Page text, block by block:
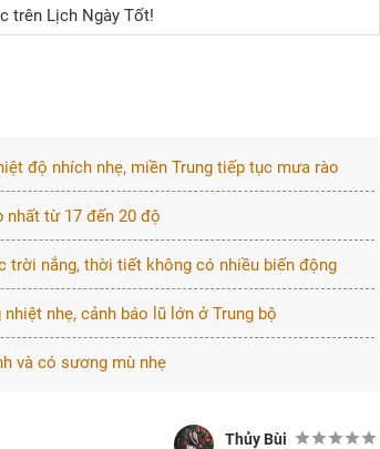
trên Lịch Ngày Tốt!
độ nhích nhẹ, miền Trung tiếp tục mưa rào
từ 17 đến 20 độ
trời nắng, thời tiết không có nhiều biến động
nhẹ, cảnh báo lũ lớn ở Trung bộ
và có sương mù nhẹ
Thủy Bùi